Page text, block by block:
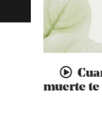
muerte te